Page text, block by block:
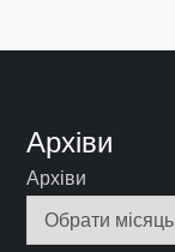
Архіви
Архіви